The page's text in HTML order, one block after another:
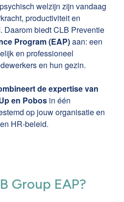
welzijn zijn vandaag
productiviteit en
Daarom biedt CLB Preventie
Program (EAP)aan: een
en professioneel
en hun gezin.
de expertise van
en Pobos in één
op jouw organisatie en
HR-beleid.
Group EAP?